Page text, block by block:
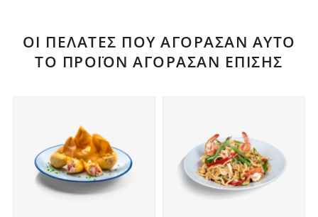
ΟΙ ΠΕΛΆΤΕΣ ΠΟΥ ΑΓΌΡΑΣΑΝ ΑΥΤΌ
ΤΟ ΠΡΟΪΌΝ ΑΓΌΡΑΣΑΝ ΕΠΊΣΗΣ